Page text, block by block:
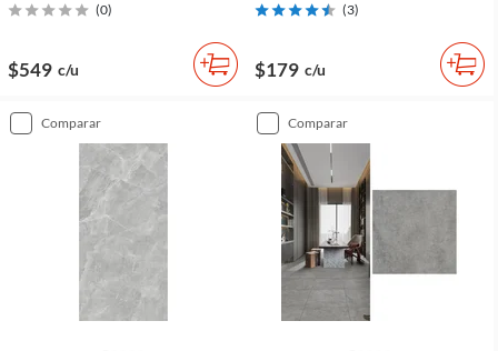
(0)
$549 c/u
(3)
$179 c/u
comparar comparar